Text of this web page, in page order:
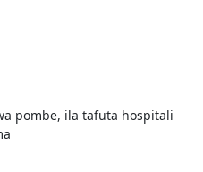
pombe, ila tafuta hospitali